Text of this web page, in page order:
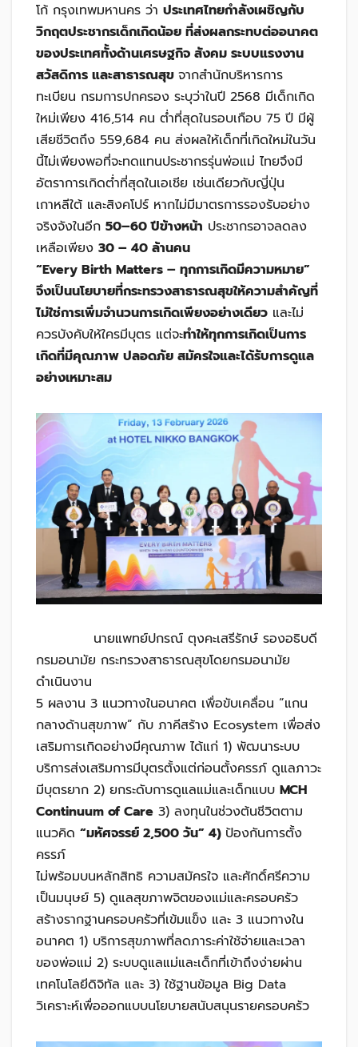
โก้ กรุงเทพมหานคร ว่า ประเทศไทยกำลังเผชิญกับ
วิกฤตประชากรเด็กเกิดน้อย ที่ส่งผลกระทบต่ออนาคต
ของประเทศทั้งด้านเศรษฐกิจ สังคม ระบบแรงงาน
สวัสดิการ และสาธารณสุข จากสำนักบริหารการ
ทะเบียน กรมการปกครอง ระบุว่าในปี 2568 มีเด็กเกิด
ใหม่เพียง 416,514 คน ต่ำที่สุดในรอบเกือบ 75 ปี มีผู้
เสียชีวิตถึง 559,684 คน ส่งผลให้เด็กที่เกิดใหม่ในวัน
นี้ไม่เพียงพอที่จะทดแทนประชากรรุ่นพ่อแม่ ไทยจึงมี
อัตราการเกิดต่ำที่สุดในเอเชีย เช่นเดียวกับญี่ปุ่น
เกาหลีใต้ และสิงคโปร์ หากไม่มีมาตรการรองรับอย่าง
จริงจังในอีก 50–60 ปีข้างหน้า ประชากรอาจลดลง
เหลือเพียง 30 – 40 ล้านคน
“Every Birth Matters – ทุกการเกิดมีความหมาย”
จึงเป็นนโยบายที่กระทรวงสาธารณสุขให้ความสำคัญที่
ไม่ใช่การเพิ่มจำนวนการเกิดเพียงอย่างเดียว และไม่
ควรบังคับให้ใครมีบุตร แต่จะทำให้ทุกการเกิดเป็นการ
เกิดที่มีคุณภาพ ปลอดภัย สมัครใจและได้รับการดูแล
อย่างเหมาะสม
นายแพทย์ปกรณ์ ตุงคะเสรีรักษ์ รองอธิบดี
กรมอนามัย กระทรวงสาธารณสุขโดยกรมอนามัย
ดำเนินงาน
5 ผลงาน 3 แนวทางในอนาคต เพื่อขับเคลื่อน “แกน
กลางด้านสุขภาพ” กับ ภาคีสร้าง Ecosystem เพื่อส่ง
เสริมการเกิดอย่างมีคุณภาพ ได้แก่ 1) พัฒนาระบบ
บริการส่งเสริมการมีบุตรตั้งแต่ก่อนตั้งครรภ์ ดูแลภาวะ
มีบุตรยาก 2) ยกระดับการดูแลแม่และเด็กแบบ MCH
Continuum of Care 3) ลงทุนในช่วงต้นชีวิตตาม
แนวคิด “มหัศจรรย์ 2,500 วัน” 4) ป้องกันการตั้ง
ครรภ์
ไม่พร้อมบนหลักสิทธิ ความสมัครใจ และศักดิ์ศรีความ
เป็นมนุษย์ 5) ดูแลสุขภาพจิตของแม่และครอบครัว
สร้างรากฐานครอบครัวที่เข้มแข็ง และ 3 แนวทางใน
อนาคต 1) บริการสุขภาพที่ลดภาระค่าใช้จ่ายและเวลา
ของพ่อแม่ 2) ระบบดูแลแม่และเด็กที่เข้าถึงง่ายผ่าน
เทคโนโลยีดิจิทัล และ 3) ใช้ฐานข้อมูล Big Data
วิเคราะห์เพื่อออกแบบนโยบายสนับสนุนรายครอบครัว